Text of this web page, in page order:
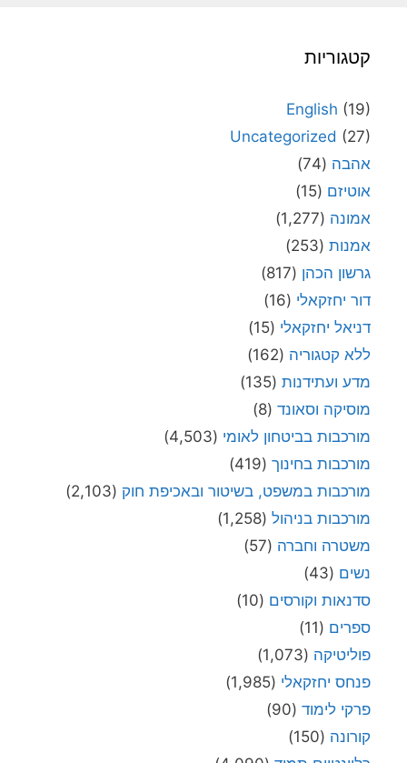
קטגוריות
English (19)
Uncategorized (27)
אהבה (74)
אוטיזם (15)
אמונה (1,277)
אמנות (253)
גרשון הכהן (817)
דור יחזקאלי (16)
דניאל יחזקאלי (15)
ללא קטגוריה (162)
מדע ועתידנות (135)
מוסיקה וסאונד (8)
מורכבות בביטחון לאומי (4,503)
מורכבות בחינוך (419)
מורכבות במשפט, בשיטור ובאכיפת חוק (2,103)
מורכבות בניהול (1,258)
משטרה וחברה (57)
נשים (43)
סדנאות וקורסים (10)
ספרים (11)
פוליטיקה (1,073)
פנחס יחזקאלי (1,985)
פרקי לימוד (90)
קורונה (150)